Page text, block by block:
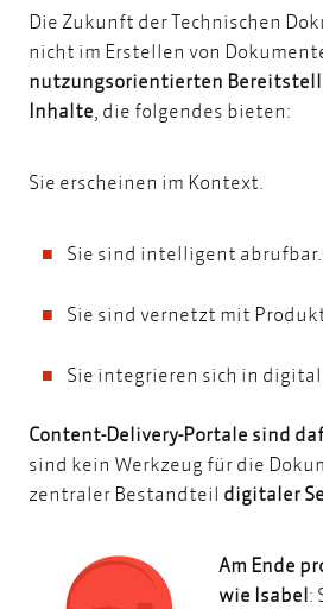
Die Zukunft der Technischen
nicht im Erstellen von
nutzungsorientierten
Inhalte , die folgendes bieten:
Sie erscheinen im Kontext.
Sie sind intelligent abrufbar.
Sie sind vernetzt mit
Sie integrieren sich in
Content-Delivery-Portale sind
sind kein Werkzeug für die
zentraler Bestandteil digitaler
Am Ende
wie Isabel: